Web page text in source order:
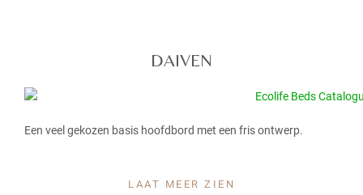
DAIVEN
Een veel gekozen basis hoofdbord met een fris ontwerp.
LAAT MEER ZIEN